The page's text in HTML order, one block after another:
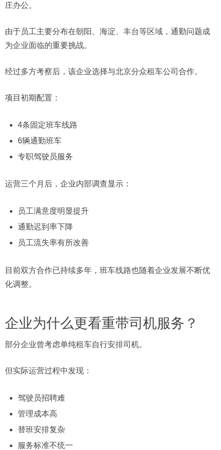
庄办公。
由于员工主要分布在朝阳、海淀、丰台等区域，通勤问题成
为企业面临的重要挑战。
经过多方考察后，该企业选择与北京分众租车公司合作。
项目初期配置：
4条固定班车线路
6辆通勤班车
专职驾驶员服务
运营三个月后，企业内部调查显示：
员工满意度明显提升
通勤迟到率下降
员工流失率有所改善
目前双方合作已持续多年，班车线路也随着企业发展不断优
化调整。
企业为什么更看重带司机服务？
部分企业曾考虑单纯租车自行安排司机。
但实际运营过程中发现：
驾驶员招聘难
管理成本高
替班安排复杂
服务标准不统一